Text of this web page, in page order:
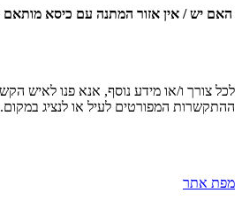
האם יש / אין אזור המתנה עם כיסא מותאם
לכל צורך ו/או מידע נוסף, אנא פנו לאיש
ההתקשרות המפורטים לעיל או לנציג במקום.
מפת אתר